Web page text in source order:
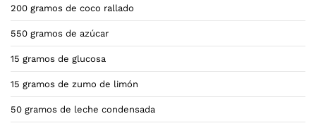
200 gramos de coco rallado
550 gramos de azúcar
15 gramos de glucosa
15 gramos de zumo de limón
50 gramos de leche condensada